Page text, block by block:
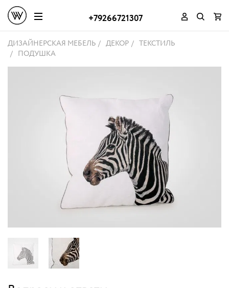
+79266721307
ДИЗАЙНЕРСКАЯ МЕБЕЛЬ ДЕКОР
ТЕКСТИЛЬ
ПОДУШКА